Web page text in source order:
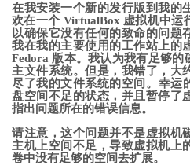
在我安装一个新的发行版到我的
欢在一个 VirtualBox 虚拟机中运
以确保它没有任何的致命的问题
我在我的主要使用的工作站上的
Fedora 版本。我认为我有足够
主文件系统。但是，我错了，大
尽了我的文件系统的空间。幸运
盘空间不足的状态，并且暂停了
指出问题所在的错误信息。
请注意，这个问题并不是虚拟机
主机上空间不足，导致虚拟机上
卷中没有足够的空间去扩展。